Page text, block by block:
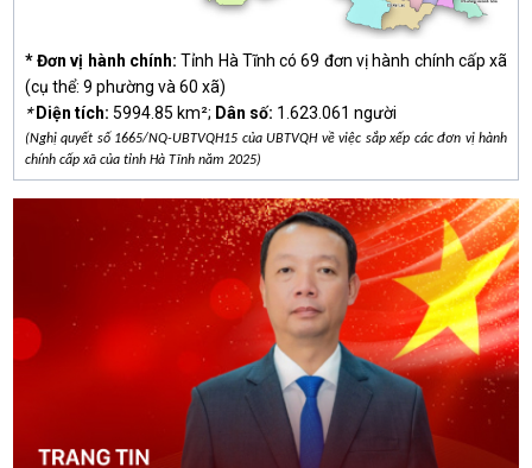
* Đơn vị hành chính:Tỉnh Hà Tĩnh có 69 đơn vị hành chính cấp xã
(cụ thể: 9 phường và 60 xã)
* Diện tích: 5994.85 km²; Dân số: 1.623.061 người
(Nghị quyết số 1665/NQ-UBTVQH15 của UBTVQH về việc sắp xếp các đơn vị hành
chính cấp xã của tỉnh Hà Tĩnh năm 2025)